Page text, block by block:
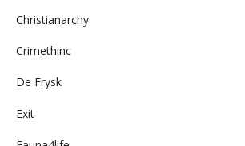
Christianarchy
Crimethinc
De Frysk
Exit